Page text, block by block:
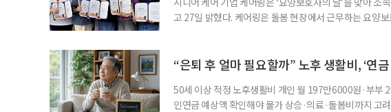
고 27일 밝혔다. 케어링은 돌봄 현장에서 근무하는 요양
점에서 선정된 요양보호사들에게 위촉장과 감사 편지를
“은퇴 후 얼마 필요할까” 노후 생활비, ‘연
50세 이상 적정 노후생활비 개인 월 197만6000원·부부
인연금 예상액 확인해야 물가 상승·의료·돌봄비까지 고